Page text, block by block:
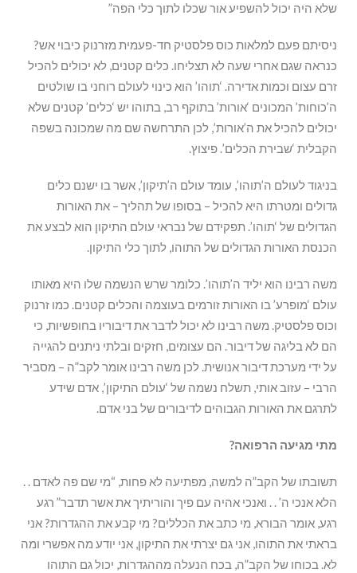
שלא היה יכול להשפיע אור שכלו לתוך כלי הפה”
ניסיתם פעם למלאות כוס פלסטיק חד-פעמית מזרנוק כיבוי אש?
כנראה שגם אחרי שעה לא תצליחו. כלים קטנים, לא יכולים להכיל
זרם עצום וכמות אדירה. ‘תוהו’ הוא כינוי לעולם רוחני בו שולטים
ה’כוחות’ המכונים ‘אורות’ בתוקף רב, בתוהו יש ‘כלים’ קטנים שלא
יכולים להכיל את ה’אורות’, לכן התרחשה שם מה שמכונה בשפה
הקבלית ‘שבירת הכלים’. פיצוץ.
בניגוד לעולם ה’תוהו’, עומד עולם ה’תיקון’, אשר בו ישנם כלים
גדולים ומטרתו היא להכיל – בסופו של תהליך – את האורות
הגדולים של ‘תוהו’. תפקידם של נבראי עולם התיקון הוא לבצע את
הכנסת האורות הגדולים של התוהו, לתוך כלי התיקון.
משה רבינו הוא יליד ה’תוהו’. כלומר שרש הנשמה שלו היא מאותו
עולם ‘מופרע’ בו האורות זורמים בעוצמה והכלים קטנים. כמו זרנוק
וכוס פלסטיק. משה רבינו לא יכול לדבר את דיבוריו בחופשיות, כי
הם לא בליגה של דיבור. הם עצומים, חזקים ובלתי ניתנים להגייה
על ידי מערכת דיבור אנושית. לכן משה רבינו אומר לקב”ה – מסביר
הרבי – עזוב אותי, תשלח נשמה של ‘עולם התיקון’, אדם שידע
לתרגם את האורות הגבוהים לדיבורים של בני אדם.
מתי מגיעה הרפואה?
תשובתו של הקב”ה למשה, מפתיעה לא פחות, “מי שם פה לאדם . .
הלא אנכי ה’ . . ואנכי אהיה עם פיך והוריתיך את אשר תדבר” רגע
רגע, אומר הבורא, מי כתב את הכללים? מי קבע את ההגדרות? אני
בראתי את התוהו, אני גם יצרתי את התיקון, אני יודע מה אפשרי ומה
לא. בכוחו של הקב”ה, בכח הנעלה מההגדרות, יכול גם התוהו